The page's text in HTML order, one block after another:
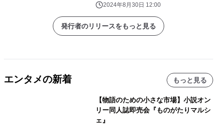
2024年8月30日 12:00
発行者のリリースをもっと見る
エンタメの新着 もっと見る
【物語のための小さな市場】小説オン
リー同人誌即売会『ものがたりマルシ
ェ』